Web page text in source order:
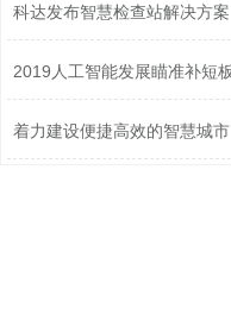
着力建设便捷高效的智慧城市